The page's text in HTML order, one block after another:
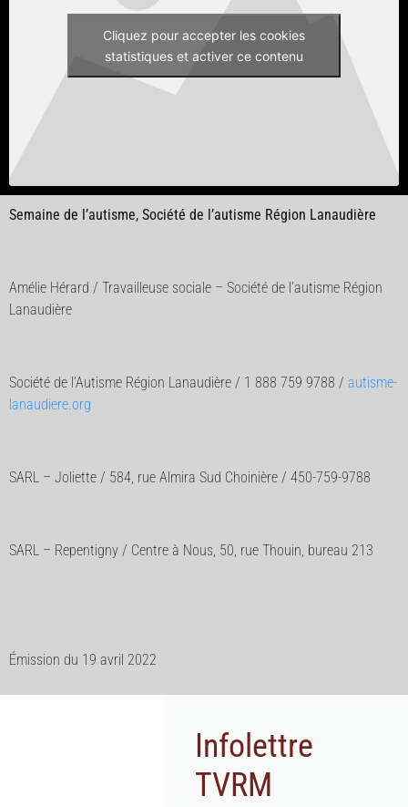
Cliquez pour accepter les cookies
statistiques et activer ce contenu
Semaine de l’autisme, Société de l’autisme Région Lanaudière
Amélie Hérard / Travailleuse sociale – Société de l’autisme Région
Lanaudière
Société de l’Autisme Région Lanaudière / 1 888 759 9788 / autisme-
lanaudiere.org
SARL – Joliette / 584, rue Almira Sud Choinière / 450-759-9788
SARL – Repentigny / Centre à Nous, 50, rue Thouin, bureau 213
Émission du 19 avril 2022
Infolettre
TVRM